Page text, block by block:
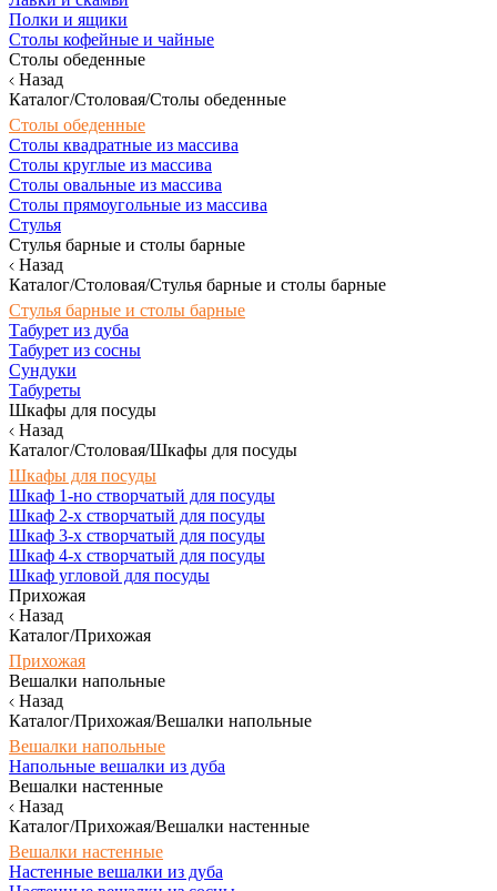
Полки и ящики
Столы кофейные и чайные
Столы обеденные
Назад
Каталог/Столовая/Столы обеденные
Столы обеденные
Столы квадратные из массива
Столы круглые из массива
Столы овальные из массива
Столы прямоугольные из массива
Стулья
Стулья барные и столы барные
Назад
Каталог/Столовая/Стулья барные и столы барные
Стулья барные и столы барные
Табурет из дуба
Табурет из сосны
Сундуки
Табуреты
Шкафы для посуды
Назад
Каталог/Столовая/Шкафы для посуды
Шкафы для посуды
Шкаф 1-но створчатый для посуды
Шкаф 2-х створчатый для посуды
Шкаф 3-х створчатый для посуды
Шкаф 4-х створчатый для посуды
Шкаф угловой для посуды
Прихожая
Назад
Каталог/Прихожая
Прихожая
Вешалки напольные
Назад
Каталог/Прихожая/Вешалки напольные
Вешалки напольные
Напольные вешалки из дуба
Вешалки настенные
Назад
Каталог/Прихожая/Вешалки настенные
Вешалки настенные
Настенные вешалки из дуба